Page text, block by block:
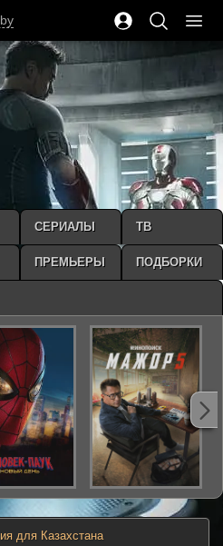
для Казахстана
СЕРИАЛЫ ТВ
ПРЕМЬЕРЫ ПОДБОРКИ